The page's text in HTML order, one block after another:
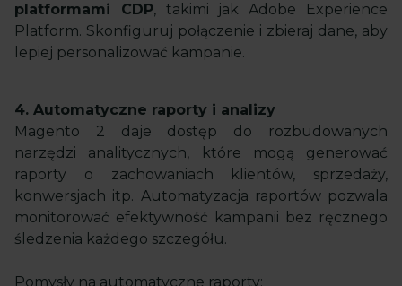
platformami CDP, takimi jak Adobe Experience
Platform. Skonfiguruj połączenie i zbieraj dane, aby
lepiej personalizować kampanie.
4. Automatyczne raporty i analizy
Magento 2 daje dostęp do rozbudowanych
narzędzi analitycznych, które mogą generować
raporty o zachowaniach klientów, sprzedaży,
konwersjach itp. Automatyzacja raportów pozwala
monitorować efektywność kampanii bez ręcznego
śledzenia każdego szczegółu.
Pomysły na automatyczne raporty: